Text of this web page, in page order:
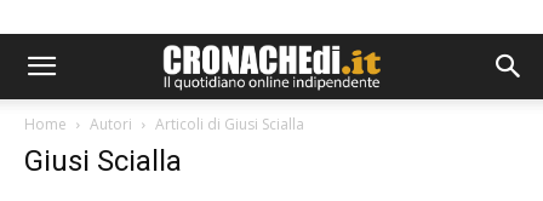
Home Autori Articoli di Giusi Scialla
Giusi Scialla